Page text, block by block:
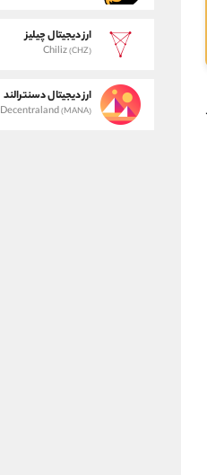
ارز دیجیتال چیلیز
Chiliz(CHZ)
ارز دیجیتال دسنترالند
Decentraland(MANA)